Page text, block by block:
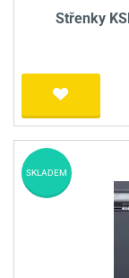
Střenky
SKLADEM